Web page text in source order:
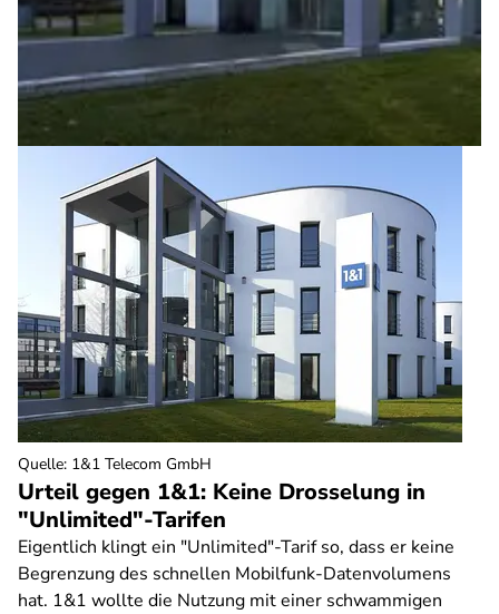
Urteil gegen 1&1: Keine Drosselung in
"Unlimited"-Tarifen
Eigentlich klingt ein "Unlimited"-Tarif so, dass er keine
Begrenzung des schnellen Mobilfunk-Datenvolumens
hat. 1&1 wollte die Nutzung mit einer schwammigen
Quelle: 1&1 Telecom GmbH